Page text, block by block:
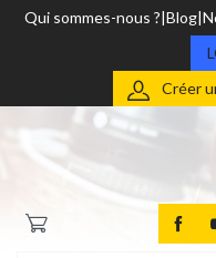
Qui sommes-nous ? Blog
Créer